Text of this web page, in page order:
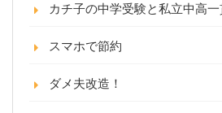
カチ子の中学受験と私立中高
スマホで節約
ダメ夫改造！